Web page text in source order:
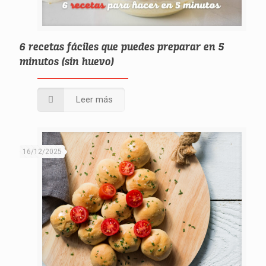
6 recetas fáciles que puedes preparar en 5
minutos (sin huevo)
Leer más
16/12/2025